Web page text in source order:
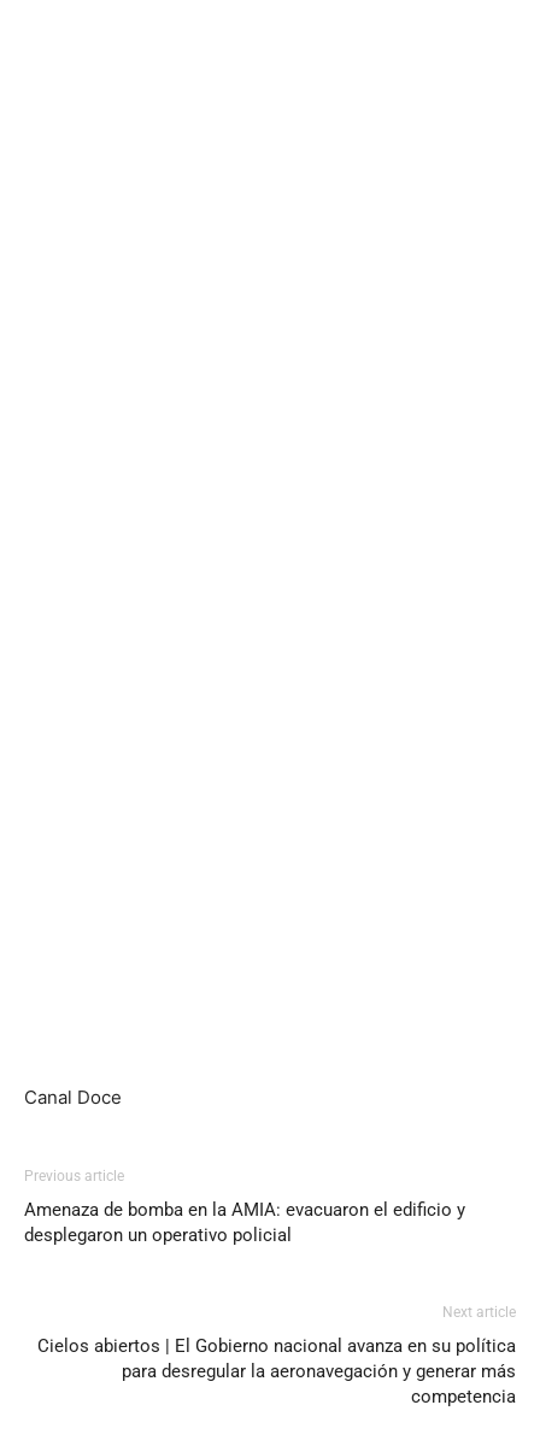
Canal Doce
Previous article
Amenaza de bomba en la AMIA: evacuaron el edificio y
desplegaron un operativo policial
Next article
Cielos abiertos | El Gobierno nacional avanza en su política
para desregular la aeronavegación y generar más
competencia